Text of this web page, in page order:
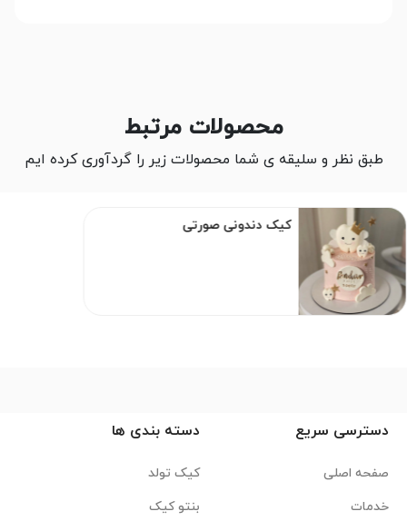
محصولات مرتبط
طبق نظر و سلیقه ی شما محصولات زیر را گردآوری کرده ایم
کیک دندونی صورتی
دسترسی سریع
صفحه اصلی
خدمات
دسته بندی ها
کیک تولد
بنتو کیک